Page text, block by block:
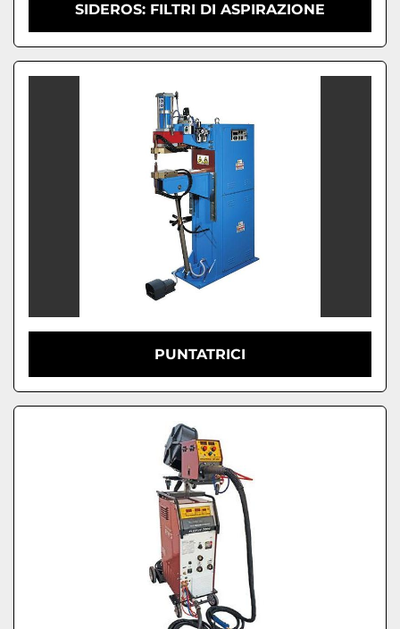
SIDEROS: FILTRI DI ASPIRAZIONE
PUNTATRICI